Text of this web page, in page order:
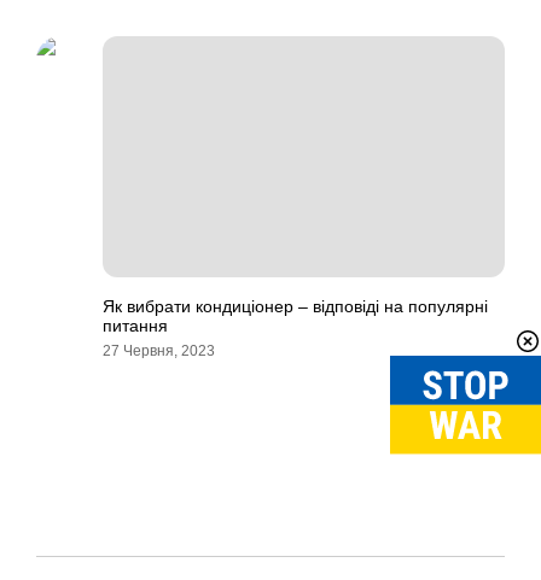
Як вибрати кондиціонер – відповіді на популярні
питання
27 Червня, 2023